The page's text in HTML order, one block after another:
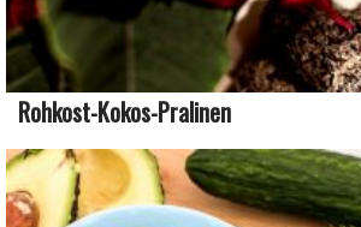
Rohkost-Kokos-Pralinen